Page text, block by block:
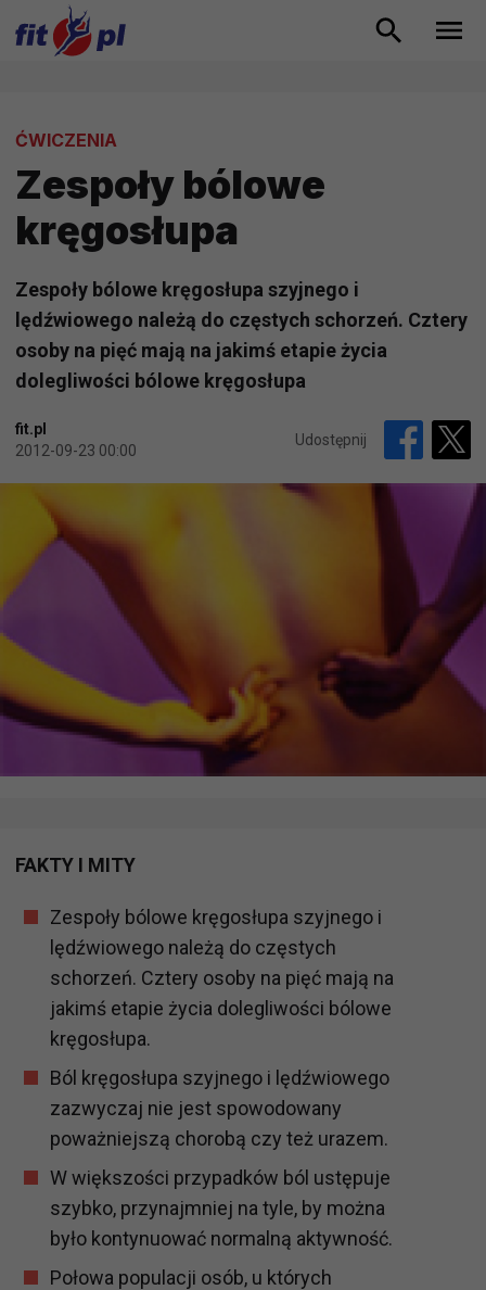
ĆWICZENIA
Zespoły bólowe
kręgosłupa
Zespoły bólowe kręgosłupa szyjnego i
lędźwiowego należą do częstych schorzeń. Cztery
osoby na pięć mają na jakimś etapie życia
dolegliwości bólowe kręgosłupa
fit.pl
2012-09-23 00:00
Udostępnij
FAKTY I MITY
Zespoły bólowe kręgosłupa szyjnego i
lędźwiowego należą do częstych
schorzeń. Cztery osoby na pięć mają na
jakimś etapie życia dolegliwości bólowe
kręgosłupa.
Ból kręgosłupa szyjnego i lędźwiowego
zazwyczaj nie jest spowodowany
poważniejszą chorobą czy też urazem.
W większości przypadków ból ustępuje
szybko, przynajmniej na tyle, by można
było kontynuować normalną aktywność.
Połowa populacji osób, u których